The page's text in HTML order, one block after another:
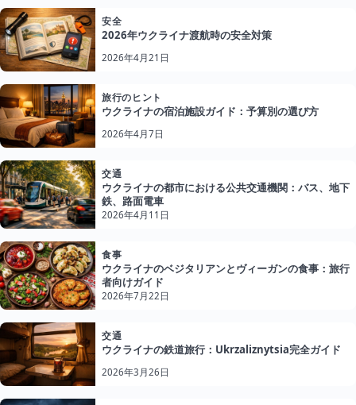
安全
2026年ウクライナ渡航時の安全対策
2026年4月21日
旅行のヒント
ウクライナの宿泊施設ガイド：予算別の選び方
2026年4月7日
交通
ウクライナの都市における公共交通機関：バス、地下
鉄、路面電車
2026年4月11日
食事
ウクライナのベジタリアンとヴィーガンの食事：旅行
者向けガイド
2026年7月22日
交通
ウクライナの鉄道旅行：Ukrzaliznytsia完全ガイド
2026年3月26日